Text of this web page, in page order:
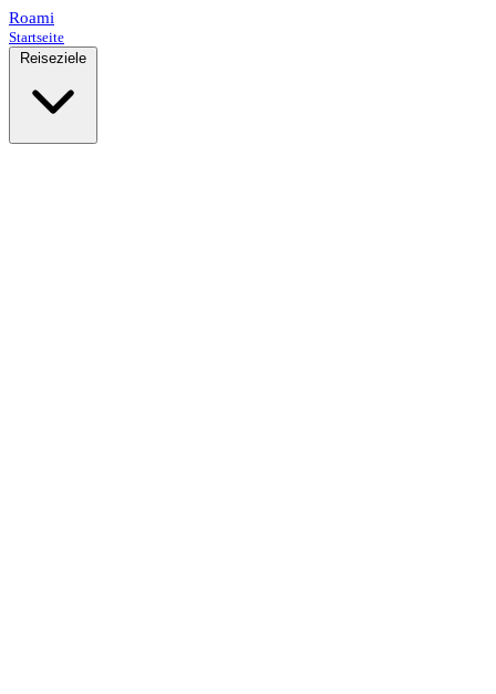
Roami
Startseite
Reiseziele